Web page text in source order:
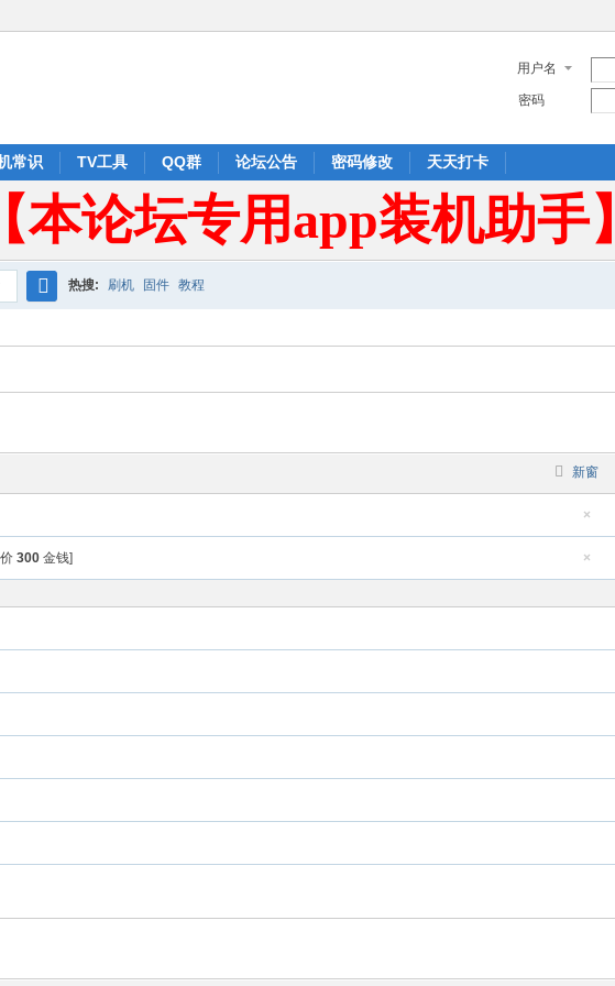
用户名
密码
常识 TV工具 QQ群 论坛公告 密码修改 天天打卡
本论坛专用app装机助手】
索
热搜: 刷机 固件 教程
新窗
藏
置
帖
藏
顶
价300 金钱]